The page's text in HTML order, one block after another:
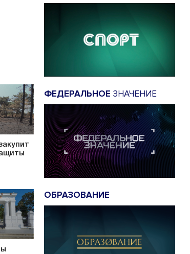
ФЕДЕРАЛЬНОЕ ЗНАЧЕНИЕ
ОБРАЗОВАНИЕ